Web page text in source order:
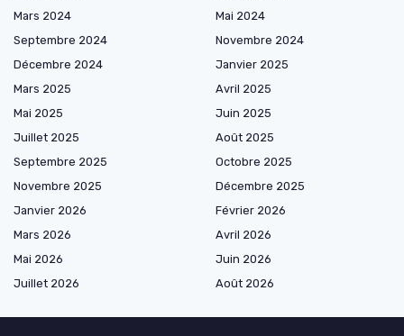
Mars 2024
Mai 2024
Septembre 2024
Novembre 2024
Décembre 2024
Janvier 2025
Mars 2025
Avril 2025
Mai 2025
Juin 2025
Juillet 2025
Août 2025
Septembre 2025
Octobre 2025
Novembre 2025
Décembre 2025
Janvier 2026
Février 2026
Mars 2026
Avril 2026
Mai 2026
Juin 2026
Juillet 2026
Août 2026